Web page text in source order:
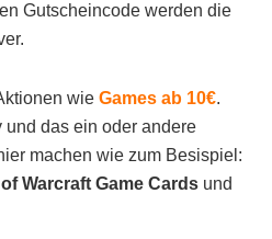
Gutscheincode werden die
wie Games ab 10€.
das ein oder andere
machen wie zum Besispiel:
Warcraft Game Cards und